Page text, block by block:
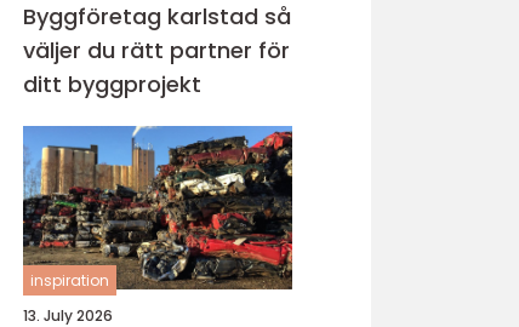
Byggföretag karlstad så
väljer du rätt partner för
ditt byggprojekt
inspiration
13. July 2026